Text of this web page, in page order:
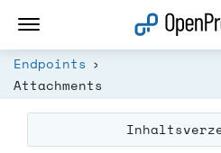
Endpoints
Attachments
Link in neuem Tab öffnen